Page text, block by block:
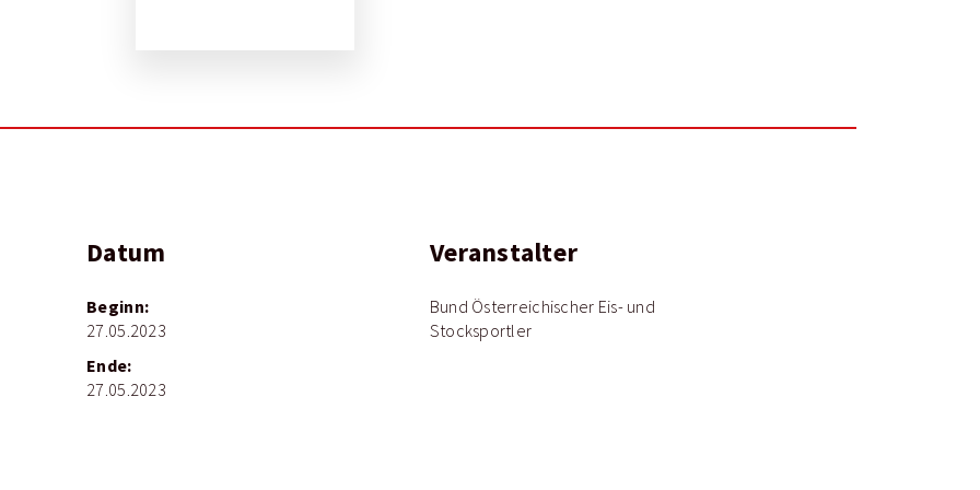
Datum
Beginn:
27.05.2023
Ende:
27.05.2023
Veranstalter
Bund Österreichischer Eis- und
Stocksportler